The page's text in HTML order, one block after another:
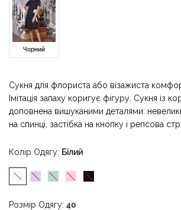
Чорний
Сукня для флориста або візажиста
Імітація запаху коригує фігуру. Сукня із
доповнена вишуканими деталями:
на спинці, застібка на кнопку і репсова
Колір Одягу Білий
Розмір Одягу 40